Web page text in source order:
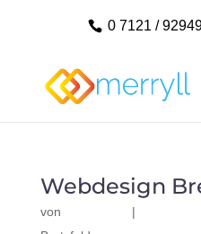
0 7121 /
Webdesign
von |